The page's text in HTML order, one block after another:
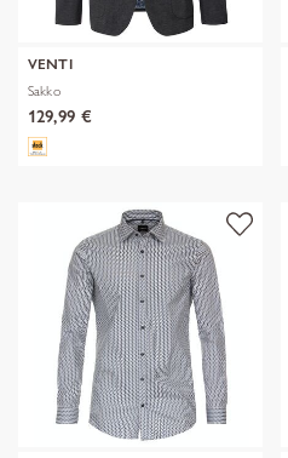
VENTI
Sakko
129,99 €